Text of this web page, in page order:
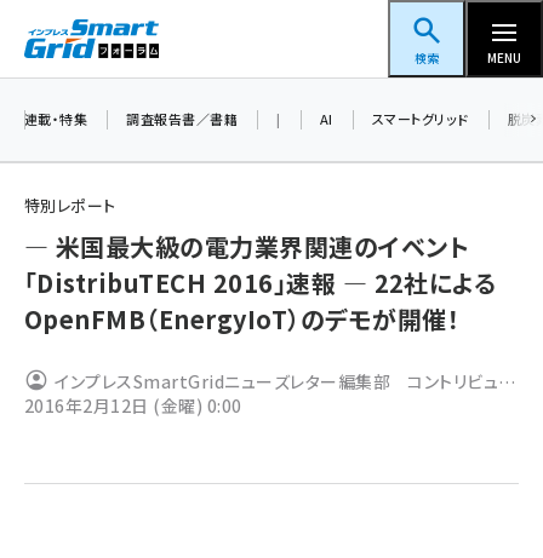
ン
スマートグリッドフォーラム
検索 MENU
蓄電池 (409)
新井 (365)
新井宏征 (301)
連載・特集 調査報告書／書籍 | AI スマートグリッド 脱炭
特別レポート
― 米国最大級の電力業界関連のイベント
「DistribuTECH 2016」速報 ― 22社による
OpenFMB（EnergyIoT）のデモが開催！
インプレスSmartGridニューズレター編集部 コントリビュー
ティングエディター 新井宏征
2016年2月12日 (金曜) 0:00